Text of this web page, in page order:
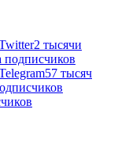
2 тысячи
подписчиков
57 тысяч